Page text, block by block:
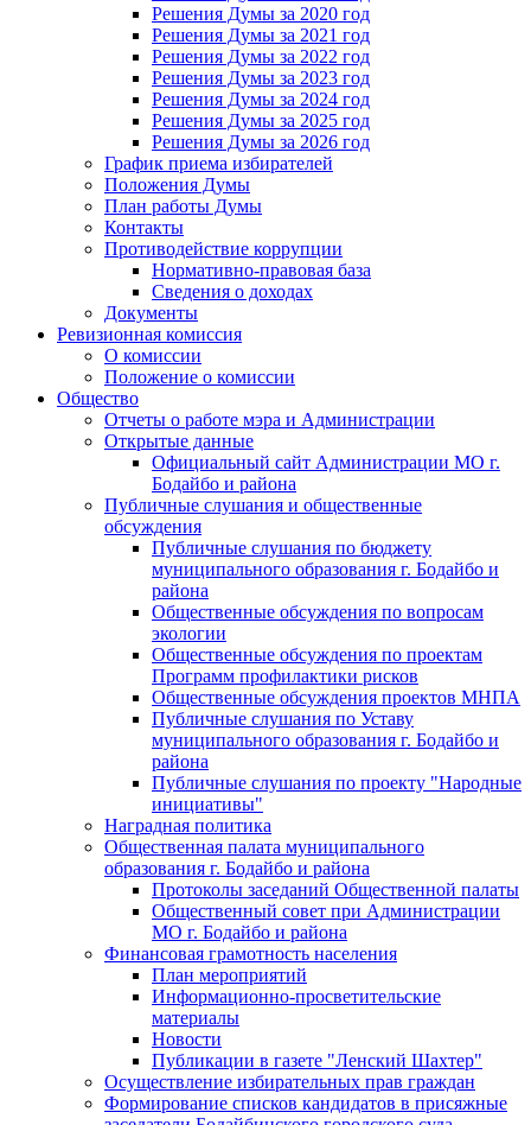
Решения Думы за 2020 год
Решения Думы за 2021 год
Решения Думы за 2022 год
Решения Думы за 2023 год
Решения Думы за 2024 год
Решения Думы за 2025 год
Решения Думы за 2026 год
График приема избирателей
Положения Думы
План работы Думы
Контакты
Противодействие коррупции
Нормативно-правовая база
Сведения о доходах
Документы
Ревизионная комиссия
О комиссии
Положение о комиссии
Общество
Отчеты о работе мэра и Администрации
Открытые данные
Официальный сайт Администрации МО г.
Бодайбо и района
Публичные слушания и общественные
обсуждения
Публичные слушания по бюджету
муниципального образования г. Бодайбо и
района
Общественные обсуждения по вопросам
экологии
Общественные обсуждения по проектам
Программ профилактики рисков
Общественные обсуждения проектов МНПА
Публичные слушания по Уставу
муниципального образования г. Бодайбо и
района
Публичные слушания по проекту "Народные
инициативы"
Наградная политика
Общественная палата муниципального
образования г. Бодайбо и района
Протоколы заседаний Общественной палаты
Общественный совет при Администрации
МО г. Бодайбо и района
Финансовая грамотность населения
План мероприятий
Информационно-просветительские
материалы
Новости
Публикации в газете "Ленский Шахтер"
Осуществление избирательных прав граждан
Формирование списков кандидатов в присяжные